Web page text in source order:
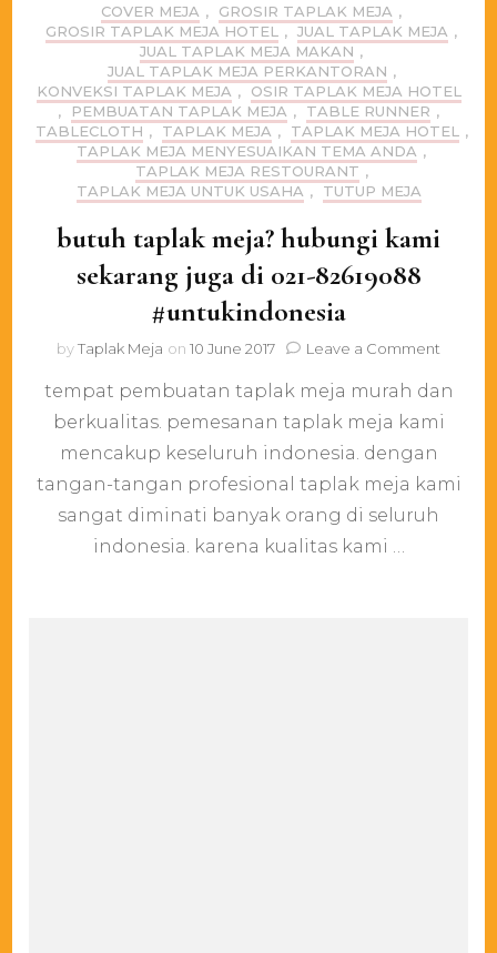
COVER MEJA , GROSIR TAPLAK MEJA ,
GROSIR TAPLAK MEJA HOTEL
, JUAL TAPLAK MEJA ,
JUAL TAPLAK MEJA MAKAN ,
JUAL TAPLAK MEJA PERKANTORAN ,
KONVEKSI TAPLAK MEJA ,
OSIR TAPLAK MEJA HOTEL
,
PEMBUATAN TAPLAK MEJA , TABLE RUNNER ,
TABLECLOTH , TAPLAK MEJA , TAPLAK MEJA HOTEL
,
TAPLAK MEJA MENYESUAIKAN TEMA ANDA ,
TAPLAK MEJA RESTOURANT ,
TAPLAK MEJA UNTUK USAHA , TUTUP MEJA
butuh taplak meja? hubungi kami
sekarang juga di 021-82619088
#untukindonesia
byTaplak Meja on 10 June 2017 Leave a Comment
taplak
meja?
tempat pembuatan taplak meja murah dan
berkualitas. pemesanan taplak meja kami
mencakup keseluruh indonesia. dengan
tangan-tangan profesional taplak meja kami
sangat diminati banyak orang di seluruh
indonesia. karena kualitas kami …